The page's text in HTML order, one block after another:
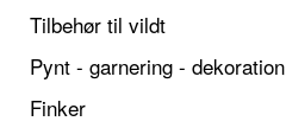
Tilbehør til vildt
Pynt - garnering - dekoration
Finker